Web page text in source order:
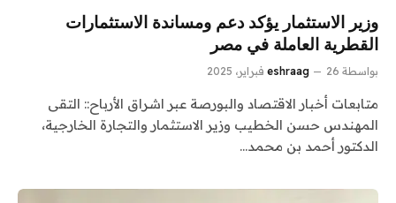
وزير الاستثمار يؤكد دعم ومساندة الاستثمارات
القطرية العاملة في مصر
بواسطة eshraag 26 فبراير، 2025
متابعات أخبار الاقتصاد والبورصة عبر اشراق الأرباح:: التقى
المهندس حسن الخطيب وزير الاستثمار والتجارة الخارجية،
الدكتور أحمد بن محمد…